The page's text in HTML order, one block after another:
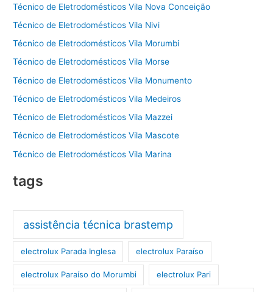
Técnico de Eletrodomésticos Vila Nova Conceição
Técnico de Eletrodomésticos Vila Nivi
Técnico de Eletrodomésticos Vila Morumbi
Técnico de Eletrodomésticos Vila Morse
Técnico de Eletrodomésticos Vila Monumento
Técnico de Eletrodomésticos Vila Medeiros
Técnico de Eletrodomésticos Vila Mazzei
Técnico de Eletrodomésticos Vila Mascote
Técnico de Eletrodomésticos Vila Marina
tags
assistência técnica brastemp
electrolux Parada Inglesa electrolux Paraíso
electrolux Paraíso do Morumbi electrolux Pari